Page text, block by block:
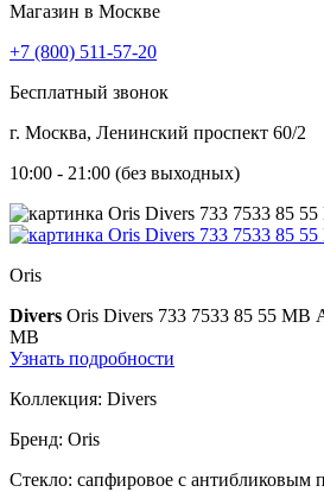
Магазин в Москве
+7 (800) 511-57-20
Бесплатный звонок
г. Москва, Ленинский проспект 60/2
10:00 - 21:00 (без выходных)
Oris
Divers Oris Divers 733 7533 85 55 MB
MB
Узнать подробности
Коллекция: Divers
Бренд: Oris
Стекло: сапфировое с антибликовым